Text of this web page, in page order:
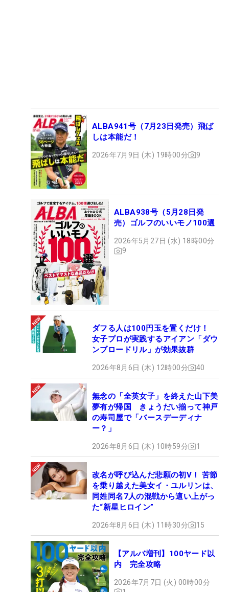
ALBA941号（7月23日発売）飛ば
しは本能だ！
2026年7月9日 (木) 19時00分 9
ALBA938号（5月28日発
売）ゴルフのいいモノ100選
2026年5月27日 (水) 18時00分
9
ダフる人は100円玉を置くだけ！
女子プロが実践するアイアン「ダウ
ンブロードリル」が効果抜群
2026年8月6日 (木) 12時00分 40
無念の「全英女子」を終えた山下美
夢有が帰国 きょうだい揃って神戸
の寿司屋で「バースデーディナ
ー？」
2026年8月6日 (木) 10時59分 1
改名が呼び込んだ悲願の初V！ 苦節
を乗り越えた美女イ・ユルリンは、
同姓同名7人の混戦から這い上がっ
た“新星ヒロイン”
2026年8月6日 (木) 11時30分 15
【アルバ増刊】100ヤード以
内 完全攻略
2026年7月7日 (火) 00時00分